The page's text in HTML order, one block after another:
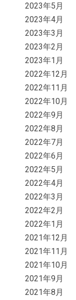
2023年5月
2023年4月
2023年3月
2023年2月
2023年1月
2022年12月
2022年11月
2022年10月
2022年9月
2022年8月
2022年7月
2022年6月
2022年5月
2022年4月
2022年3月
2022年2月
2022年1月
2021年12月
2021年11月
2021年10月
2021年9月
2021年8月